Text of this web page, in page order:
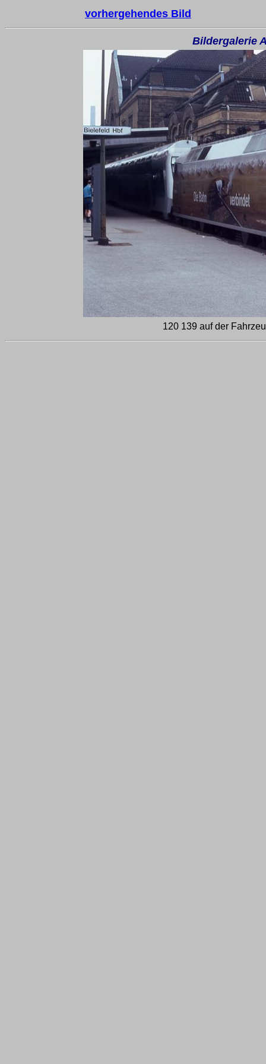
vorhergehendes Bild
Bildergalerie
120 139 auf der